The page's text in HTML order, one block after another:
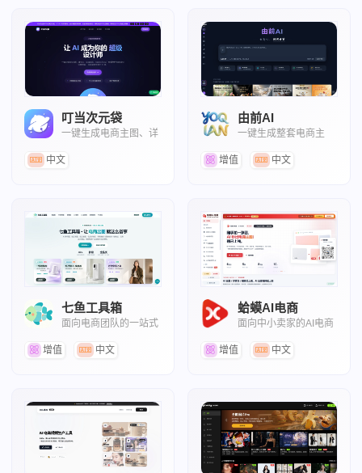
叮当次元袋
一键生成电商主图、详
中文
由前AI
一键生成整套电商主
增值
中文
七鱼工具箱
面向电商团队的一站式
增值
中文
蛤蟆AI电商
面向中小卖家的AI电商
增值
中文